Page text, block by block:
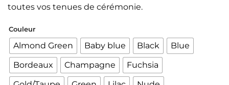
toutes vos tenues de cérémonie.
Couleur
Almond Green Baby blue Black
Blue
Bordeaux
Champagne
Fuchsia